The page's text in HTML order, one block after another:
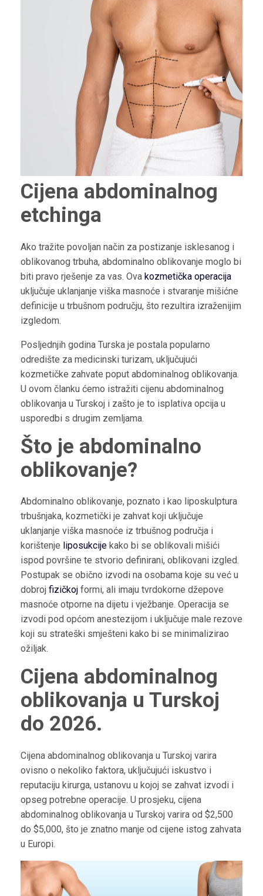
Cijena abdominalnog
etchinga
Ako tražite povoljan način za postizanje isklesanog i
oblikovanog trbuha, abdominalno oblikovanje moglo bi
biti pravo rješenje za vas. Ova kozmetička operacija
uključuje uklanjanje viška masnoće i stvaranje mišićne
definicije u trbušnom području, što rezultira izraženijim
izgledom.
Posljednjih godina Turska je postala popularno
odredište za medicinski turizam, uključujući
kozmetičke zahvate poput abdominalnog oblikovanja.
U ovom članku ćemo istražiti cijenu abdominalnog
oblikovanja u Turskoj i zašto je to isplativa opcija u
usporedbi s drugim zemljama.
Što je abdominalno
oblikovanje?
Abdominalno oblikovanje, poznato i kao liposkulptura
trbušnjaka, kozmetički je zahvat koji uključuje
uklanjanje viška masnoće iz trbušnog područja i
korištenje liposukcijekako bi se oblikovali mišići
ispod površine te stvorio definirani, oblikovani izgled.
Postupak se obično izvodi na osobama koje su već u
dobroj fizičkojformi, ali imaju tvrdokorne džepove
masnoće otporne na dijetu i vježbanje. Operacija se
izvodi pod općom anestezijom i uključuje male rezove
koji su strateški smješteni kako bi se minimalizirao
ožiljak.
Cijena abdominalnog
oblikovanja u Turskoj
do 2026.
Cijena abdominalnog oblikovanja u Turskoj varira
ovisno o nekoliko faktora, uključujući iskustvo i
reputaciju kirurga, ustanovu u kojoj se zahvat izvodi i
opseg potrebne operacije. U prosjeku, cijena
abdominalnog oblikovanja u Turskoj varira od $2,500
do $5,000, što je znatno manje od cijene istog zahvata
u Europi.